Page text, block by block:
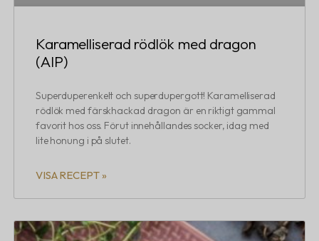
Karamelliserad rödlök med dragon
(AIP)
Superduperenkelt och superdupergott! Karamelliserad
rödlök med färskhackad dragon är en riktigt gammal
favorit hos oss. Förut innehållandes socker, idag med
lite honung i på slutet.
VISA RECEPT »